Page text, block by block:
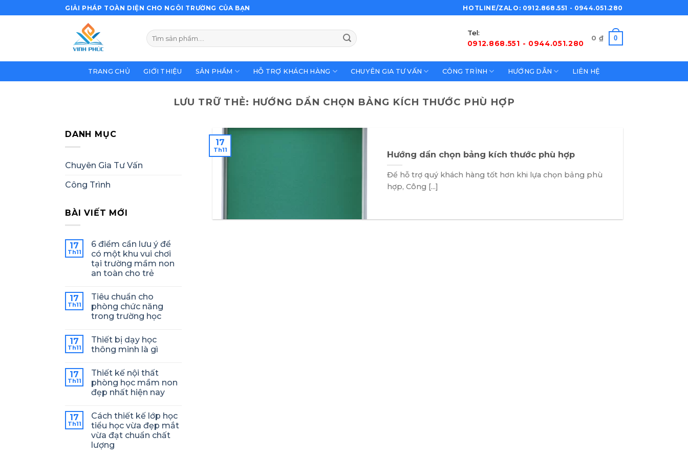
qua
GIẢI PHÁP TOÀN DIỆN CHO NGÔI TRƯỜNG CỦA BẠN HOTLINE/ZALO: 0912.868.551 - 0944.051.280
Tìm
kiếm:
Tel:
0912.868.551 - 0944.051.280
0 ₫ 0
TRANG CHỦ GIỚI THIỆU SẢN PHẨM HỖ TRỢ KHÁCH HÀNG CHUYÊN GIA TƯ VẤN CÔNG TRÌNH HƯỚNG DẪN LIÊN HỆ
LƯU TRỮ THẺ: HƯỚNG DẨN CHỌN BẢNG KÍCH THƯỚC PHÙ HỢP
DANH MỤC
Chuyên Gia Tư Vấn
Công Trình
BÀI VIẾT MỚI
17
Th11
6 điểm cần lưu ý để
có một khu vui chơi
tại trường mầm non
an toàn cho trẻ
17
Th11
Tiêu chuẩn cho
phòng chức năng
trong trường học
17
Th11
Thiết bị dạy học
thông minh là gì
17
Th11
Thiết kế nội thất
phòng học mầm non
đẹp nhất hiện nay
17
Th11
Cách thiết kế lớp học
tiểu học vừa đẹp mắt
vừa đạt chuẩn chất
lượng
Hướng dẩn chọn bảng kích thước phù hợp
Để hỗ trợ quý khách hàng tốt hơn khi lựa chọn bảng phù
hợp, Công [...]
17
Th11